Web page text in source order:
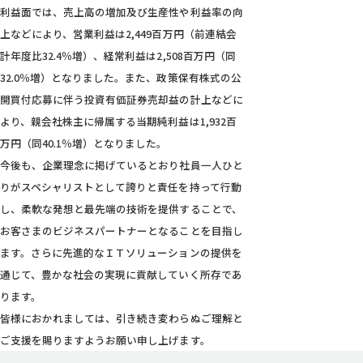
利益面では、売上高の増加及び生産性や利益率の向
上などにより、営業利益は2,449百万円（前連結会
計年度比32.4％増）、経常利益は2,508百万円（同
32.0％増）となりました。また、政策保有株式の公
開買付応募に伴う投資有価証券売却益の計上などに
より、親会社株主に帰属する当期純利益は1,932百
万円（同40.1％増）となりました。
今後も、企業理念に掲げているとおり社員一人ひと
りがスペシャリストとして誇りと責任を持って行動
し、柔軟な発想と最先端の技術を提供することで、
お客さまのビジネスパートナーとなることを目指し
ます。さらに先進的なＩＴソリューションの提供を
通じて、豊かな社会の実現に貢献していく所存であ
ります。
皆様におかれましては、引き続き変わらぬご理解と
ご支援を賜りますようお願い申し上げます。